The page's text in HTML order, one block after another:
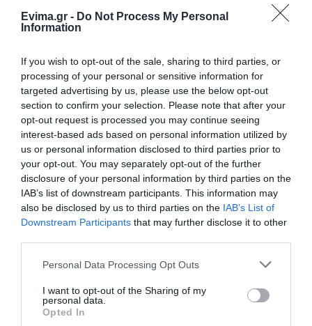
Evima.gr - Do Not Process My Personal
Information
If you wish to opt-out of the sale, sharing to third parties, or
processing of your personal or sensitive information for
targeted advertising by us, please use the below opt-out
section to confirm your selection. Please note that after your
opt-out request is processed you may continue seeing
interest-based ads based on personal information utilized by
us or personal information disclosed to third parties prior to
your opt-out. You may separately opt-out of the further
disclosure of your personal information by third parties on the
IAB’s list of downstream participants. This information may
also be disclosed by us to third parties on the IAB’s List of
Downstream Participants that may further disclose it to other
Please note that this website/app uses one or more Google
not limited to your visit or usage behaviour. You may click to
grant or deny consent to Google and its third-party tags to
use your data for below specified purposes in below Google
Personal Data Processing Opt Outs
I want to opt-out of the Sharing of my
personal data.
Opted In
06.08.2026 | 16:15
τη δολοφονία της Βρετανίδας –
Συγκλονιστική κατάθεση της
συζύγου του 28χρονου
06.08.2026 | 16:00
Νέα εποχή για την Εύβοια:
Μονοπάτια μέσα σε μαγευτικό
06.08.2026 | 15:45
e – ΕΦΚΑ και ΔΥΠΑ: Ποιοι
πληρώνονται έως και αύριο
έπεσε από την Υψηλή Γέφυρα
06.08.2026 | 15:10
Όλες οι τελευταίες ειδήσεις
ΠΕΡΙΣΣΟΤΕΡΑ ΑΠΟ ΕΙΔΗΣΕΙΣ ΕΥΒΟΙΑ
Φωτιά στη Σκύρο:
Πηγαίνουν ενισχύσεις
στο Νησί – Τώρα
λιμάνι της Κύμης
Έρχεται το νέο
υπερσύγχρονο
αθλητικό κέντρο στην
η σύμβαση